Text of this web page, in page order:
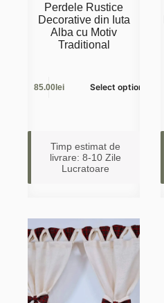
Perdele Rustice
Decorative din Iuta
Alba cu Motiv
Traditional
85.00lei Select options
Timp estimat de
livrare: 8-10 Zile
Lucratoare